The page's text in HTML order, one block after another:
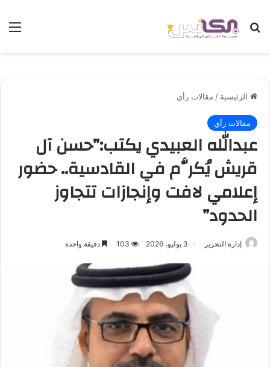
بحث عن
الرئيسية / مقالات رأي
مقالات رأي
عبدالله العبيدي يكتب:”حسن آل
قريش يُكرَّم في القادسية.. حضور
إعلامي لافت وإنجازات تتجاوز
الحدود”
إدارة التحرير 3 يوليو، 2026 103 دقيقة واحدة